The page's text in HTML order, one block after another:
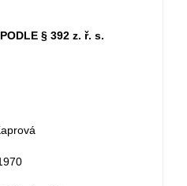
§ 392 z. ř. s.